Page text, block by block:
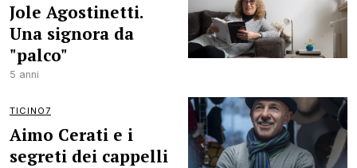
Jole Agostinetti.
Una signora da
"palco"
5 anni
TICINO7
Aimo Cerati e i
segreti dei cappelli